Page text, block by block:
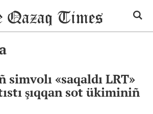
simvolı «saqaldı LRT»
şıqqan sot ükiminiñ